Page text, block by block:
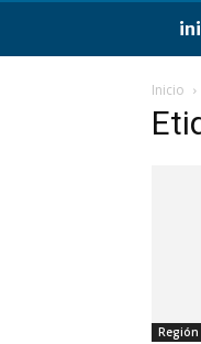
Inicio
Región